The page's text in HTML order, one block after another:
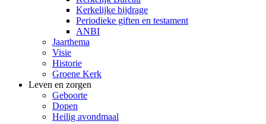
Kerkelijke bijdrage
Periodieke giften en testament
ANBI
Jaarthema
Visie
Historie
Groene Kerk
Leven en zorgen
Geboorte
Dopen
Heilig avondmaal